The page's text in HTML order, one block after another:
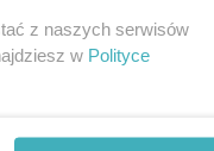
z naszych serwisów
w Polityce